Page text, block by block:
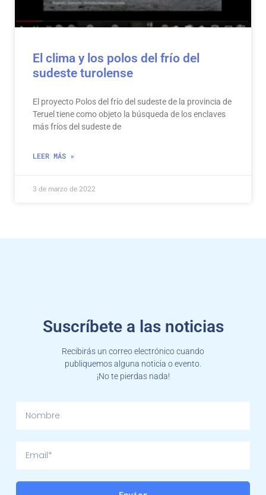
El clima y los polos del frío del
sudeste turolense
El proyecto Polos del frío del sudeste de la provincia de
Teruel tiene como objeto la búsqueda de los enclaves
más fríos del sudeste de
LEER MÁS »
3 de marzo de 2022
Suscríbete a las noticias
Recibirás un correo electrónico cuando
publiquemos alguna noticia o evento.
¡No te pierdas nada!
m
b
e
a
i